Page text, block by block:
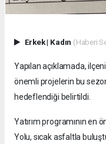
Erkek| Kadın (Haberi
Yapılan açıklamada,
önemli projelerin bu
hedeflendiği belirtildi.
Yatırım programının en
Yolu, sıcak asfaltla